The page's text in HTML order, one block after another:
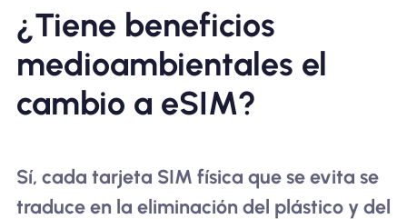
¿Tiene beneficios
medioambientales el
cambio a eSIM?
Sí, cada tarjeta SIM física que se evita se
traduce en la eliminación del plástico y del